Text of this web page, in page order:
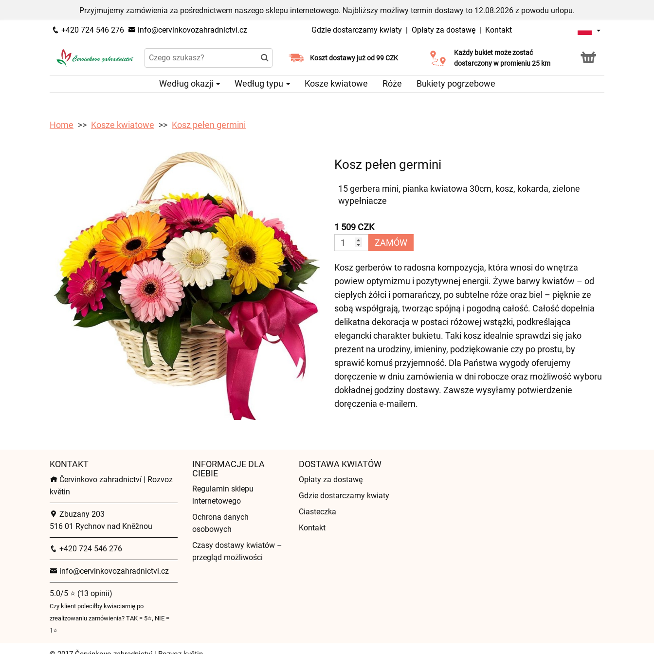
Przyjmujemy zamówienia za pośrednictwem naszego sklepu internetowego. Najbliższy możliwy termin dostawy to 12.08.2026 z powodu urlopu.
+420 724 546 276 info@cervinkovozahradnictvi.cz Gdzie dostarczamy kwiaty | Opłaty za dostawę | Kontakt
Koszt dostawy już od 99 CZK
Wybierz datę dostawy
Każdy bukiet może zostać
dostarczony w promieniu 25 km
Usługa Click & Collect
Według okazji Według typu Kosze kwiatowe Róże Bukiety pogrzebowe
Home Kosze kwiatowe Kosz pełen germini
Kosz pełen germini
15 gerbera mini, pianka kwiatowa 30cm, kosz, kokarda, zielone
wypełniacze
1 509 CZK
ZAMÓW
Kosz gerberów to radosna kompozycja, która wnosi do wnętrza
powiew optymizmu i pozytywnej energii. Żywe barwy kwiatów – od
ciepłych żółci i pomarańczy, po subtelne róże oraz biel – pięknie ze
sobą współgrają, tworząc spójną i pogodną całość. Całość dopełnia
delikatna dekoracja w postaci różowej wstążki, podkreślająca
elegancki charakter bukietu. Taki kosz idealnie sprawdzi się jako
prezent na urodziny, imieniny, podziękowanie czy po prostu, by
sprawić komuś przyjemność. Dla Państwa wygody oferujemy
doręczenie w dniu zamówienia w dni robocze oraz możliwość wyboru
dokładnej godziny dostawy. Zawsze wysyłamy potwierdzenie
doręczenia e-mailem.
KONTAKT
Červinkovo zahradnictví | Rozvoz
květin
Zbuzany 203
516 01 Rychnov nad Kněžnou
+420 724 546 276
info@cervinkovozahradnictvi.cz
5.0/5 ⭐ (13 opinii)
Czy klient poleciłby kwiaciarnię po
zrealizowaniu zamówienia? TAK = 5⭐, NIE =
1⭐
INFORMACJE DLA
CIEBIE
Regulamin sklepu
internetowego
Ochrona danych
osobowych
Czasy dostawy kwiatów –
przegląd możliwości
DOSTAWA KWIATÓW
Opłaty za dostawę
Gdzie dostarczamy kwiaty
Ciasteczka
Kontakt